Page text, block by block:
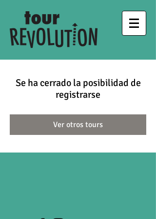
Se ha cerrado la posibilidad de
registrarse
Ver otros tours